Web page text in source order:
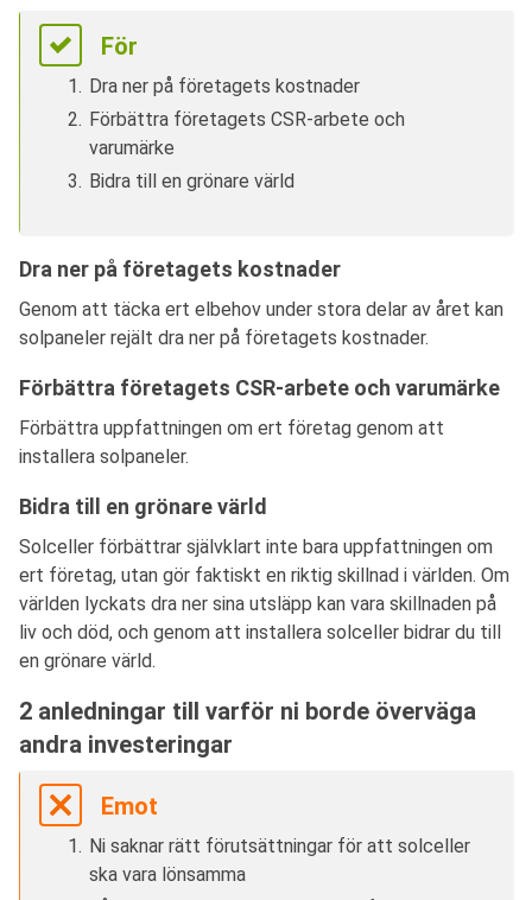
För
Dra ner på företagets kostnader
Förbättra företagets CSR-arbete och
varumärke
Bidra till en grönare värld
Dra ner på företagets kostnader
Genom att täcka ert elbehov under stora delar av året kan
solpaneler rejält dra ner på företagets kostnader.
Förbättra företagets CSR-arbete och varumärke
Förbättra uppfattningen om ert företag genom att
installera solpaneler.
Bidra till en grönare värld
Solceller förbättrar självklart inte bara uppfattningen om
ert företag, utan gör faktiskt en riktig skillnad i världen. Om
världen lyckats dra ner sina utsläpp kan vara skillnaden på
liv och död, och genom att installera solceller bidrar du till
en grönare värld.
2 anledningar till varför ni borde överväga
andra investeringar
Emot
Ni saknar rätt förutsättningar för att solceller
ska vara lönsamma